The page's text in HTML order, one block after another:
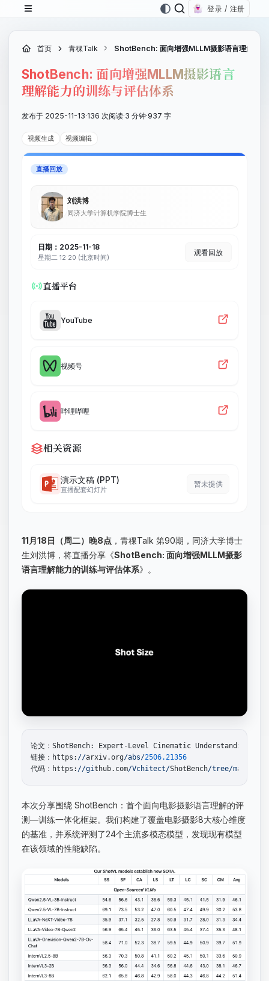
登录 / 注册
首页 青稞Talk ShotBench: 面向增强MLLM摄影语言理解能力
ShotBench: 面向增强MLLM摄影语言
理解能力的训练与评估体系
发布于 2025-11-13·136 次阅读·3 分钟·937 字
视频生成 视频编辑
直播回放
刘洪博
同济大学计算机学院博士生
日期：2025-11-18
星期二 12:20 (北京时间)
观看回放
直播平台
YouTube
视频号
哔哩哔哩
相关资源
演示文稿 (PPT)
直播配套幻灯片
暂未提供
11月18日（周二）晚8点 ，青稞Talk 第90期，同济大学博士
生刘洪博，将直播分享《ShotBench: 面向增强MLLM摄影
语言理解能力的训练与评估体系》。
论文：ShotBench: Expert-Level Cinematic Understanding
链接：https: //arxiv.org/abs/2506.21356
代码：https: //github.com/Vchitect/ShotBench/tree/m
本次分享围绕 ShotBench：首个面向电影摄影语言理解的评
测—训练一体化框架。我们构建了覆盖电影摄影8大核心维度
的基准，并系统评测了24个主流多模态模型，发现现有模型
在该领域的性能缺陷。